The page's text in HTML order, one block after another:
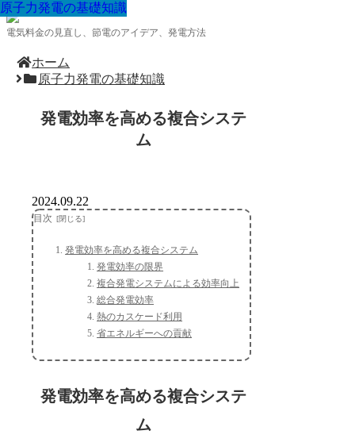
電気料金の見直し、節電のアイデア、発電方法
ホーム
原子力発電の基礎知識
発電効率を高める複合システ
ム
原子力発電の基礎知識
2024.09.22
目次
発電効率を高める複合システム
発電効率の限界
複合発電システムによる効率向上
総合発電効率
熱のカスケード利用
省エネルギーへの貢献
発電効率を高める複合システ
ム
原子力発電の基礎知識
原子力発電の基礎知識
原子力発電の基礎知識
原子力発電の基礎知識
原子力発電の基礎知識
原子力発電の基礎知識
原子力発電の基礎知識
原子力発電の基礎知識